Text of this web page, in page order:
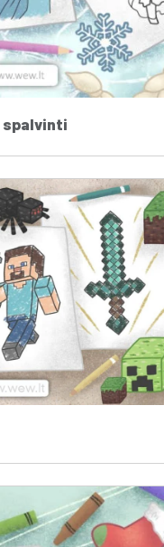
spalvinti